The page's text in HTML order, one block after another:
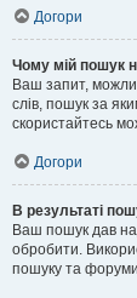
Догори
Чому мій пошук
Ваш запит,
слів, пошук за
скористайтесь
Догори
В результаті
Ваш пошук дав
обробити.
пошуку та форуми